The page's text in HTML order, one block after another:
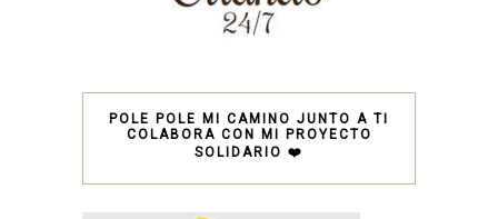
POLE POLE MI CAMINO JUNTO A TI
COLABORA CON MI PROYECTO
SOLIDARIO ❤️